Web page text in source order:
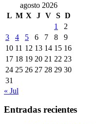
agosto 2026
L M X J V S D
1
2
3
4 5 6 7 8
9
10 11 12 13 14 15 16
17 18 19 20 21 22 23
24 25 26 27 28 29 30
31
« Jul
Entradas recientes